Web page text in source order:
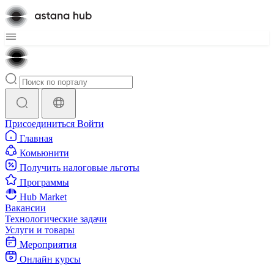
Присоединиться Войти
Главная
Комьюнити
Получить налоговые льготы
Программы
Hub Market
Вакансии
Технологические задачи
Услуги и товары
Мероприятия
Онлайн курсы